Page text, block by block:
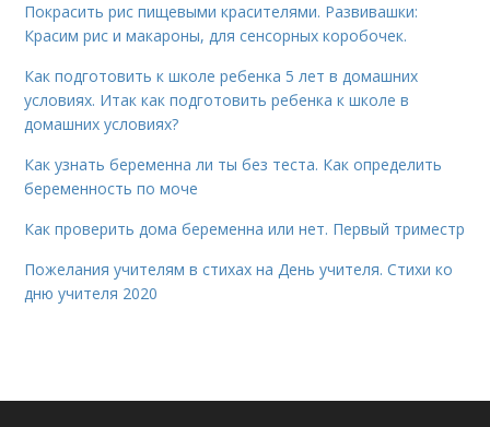
Покрасить рис пищевыми красителями. Развивашки:
Красим рис и макароны, для сенсорных коробочек.
Как подготовить к школе ребенка 5 лет в домашних
условиях. Итак как подготовить ребенка к школе в
домашних условиях?
Как узнать беременна ли ты без теста. Как определить
беременность по моче
Как проверить дома беременна или нет. Первый триместр
Пожелания учителям в стихах на День учителя. Стихи ко
дню учителя 2020